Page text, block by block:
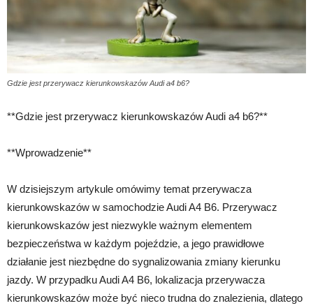
Gdzie jest przerywacz kierunkowskazów Audi a4 b6?
**Gdzie jest przerywacz kierunkowskazów Audi a4 b6?**
**Wprowadzenie**
W dzisiejszym artykule omówimy temat przerywacza
kierunkowskazów w samochodzie Audi A4 B6. Przerywacz
kierunkowskazów jest niezwykle ważnym elementem
bezpieczeństwa w każdym pojeździe, a jego prawidłowe
działanie jest niezbędne do sygnalizowania zmiany kierunku
jazdy. W przypadku Audi A4 B6, lokalizacja przerywacza
kierunkowskazów może być nieco trudna do znalezienia, dlatego